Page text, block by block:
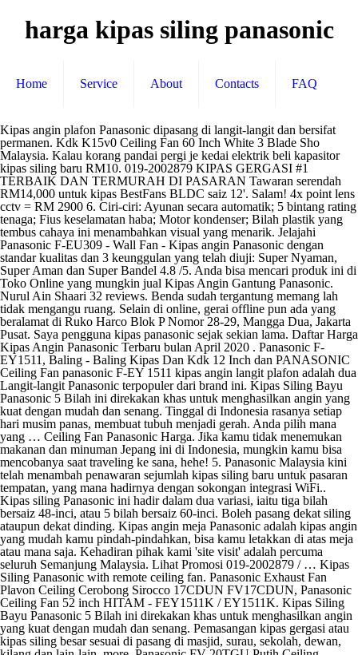
harga kipas siling panasonic
Home Service About Contacts FAQ
Kipas angin plafon Panasonic dipasang di langit-langit dan bersifat permanen. Kdk K15v0 Ceiling Fan 60 Inch White 3 Blade Sho Malaysia. Kalau korang pandai pergi je kedai elektrik beli kapasitor kipas siling baru RM10. 019-2002879 KIPAS GERGASI #1 TERBAIK DAN TERMURAH DI PASARAN Tawaran serendah RM14,000 untuk kipas BestFans BLDC saiz 12'. Salam! 4x point lens cctv = RM 2900 6. Ciri-ciri: Ayunan secara automatik; 5 bintang rating tenaga; Fius keselamatan haba; Motor kondenser; Bilah plastik yang tembus cahaya ini menambahkan visual yang menarik. Jelajahi Panasonic F-EU309 - Wall Fan - Kipas angin Panasonic dengan standar kualitas dan 3 keunggulan yang telah diuji: Super Nyaman, Super Aman dan Super Bandel 4.8 /5. Anda bisa mencari produk ini di Toko Online yang mungkin jual Kipas Angin Gantung Panasonic. Nurul Ain Shaari 32 reviews. Benda sudah tergantung memang lah tidak mengangu ruang. Selain di online, gerai offline pun ada yang beralamat di Ruko Harco Blok P Nomor 28-29, Mangga Dua, Jakarta Pusat. Saya pengguna kipas panasonic sejak sekian lama. Daftar Harga Kipas Angin Panasonic Terbaru bulan April 2020 . Panasonic F-EY1511, Baling - Baling Kipas Dan Kdk 12 Inch dan PANASONIC Ceiling Fan panasonic F-EY 1511 kipas angin langit plafon adalah dua Langit-langit Panasonic terpopuler dari brand ini. Kipas Siling Bayu Panasonic 5 Bilah ini direkakan khas untuk menghasilkan angin yang kuat dengan mudah dan senang. Tinggal di Indonesia rasanya setiap hari musim panas, membuat tubuh menjadi gerah. Anda pilih mana yang … Ceiling Fan Panasonic Harga. Jika kamu tidak menemukan makanan dan minuman Jepang ini di Indonesia, mungkin kamu bisa mencobanya saat traveling ke sana, hehe! 5. Panasonic Malaysia kini telah menambah penawaran sejumlah kipas siling baru untuk pasaran tempatan, yang mana hadirnya dengan sokongan integrasi WiFi.. Kipas siling Panasonic ini hadir dalam dua variasi, iaitu tiga bilah bersaiz 48-inci, atau 5 bilah bersaiz 60-inci. Boleh pasang dekat siling ataupun dekat dinding. Kipas angin meja Panasonic adalah kipas angin yang mudah kamu pindah-pindahkan, bisa kamu letakkan di atas meja atau mana saja. Kehadiran pihak kami 'site visit' adalah percuma seluruh Semanjung Malaysia. Lihat Promosi 019-2002879 / … Kipas Siling Panasonic with remote ceiling fan. Panasonic Exhaust Fan Plavon Ceiling Cerobong Sirocco 17CDUN FV17CDUN, Panasonic Ceiling Fan 52 inch HITAM - FEY1511K / EY1511K. Kipas Siling Bayu Panasonic 5 Bilah ini direkakan khas untuk menghasilkan angin yang kuat dengan mudah dan senang. Pemasangan kipas gergasi atau kipas siling besar sesuai di pasang di masjid, surau, sekolah, dewan, kilang dan lain-lain. more, Panasonic FV-20TGU Putih Ceiling Exhaust Fan Kipas Angin dirancang untuk mengatur sirkulasi udara dengan cara menghisap udara kotor didalam ruangan, membuangnya ke luar dan membawa udara segar masuk. Terima kasih karena sudah mendaftar, Anda akan mendapatkan kupon dan penawaran sebentar lagi. Panasonic. 5 out of 5, reviewed on September 27, 2017. Makanan Jepang ini berbentuk seperti mi namun berwarna bening, terbuat dari jeli rumput laut. Harga kipas angin ditawarkan mulai puluhan ribu rupiah hingga lebih dari 1 juta, tergantung ukuran, material pembuatan, merek, dan fitur serta kualitasnya. Whats people lookup in this blog: Kipas Siling Kdk Hanya Rm139 Stok Nyantech Electrical Enterprise Facebook. Kalau ramen disajikan dengan kuah panas, soumen direndam terlebih dahulu dalam es batu agar dingin. Pengisar Buah. Dapatkan harga terendah untuk kipas siling ini disini. Ada juga hiyashi chuka, yaitu makanan khas Jepang yang berwarna-warni dan mampu membuat perut keroncongan. Antara jenama kipas angin dan kipas siling yang ada di One Living adalah Panasonic, Mitsubishi Electronic, DEKA, Mistral, Rubini dan juga banyak kipas berjenama Jepun. Mempunyai 5 tahap kelajuan dengan bunyi serendah 54fB, kipas siling Panasonic ini dilengkapi dengan ciri-ciri keselamatan seperti mempunyai fius arus dan fius suhu keselamatan. sehingga motor berhenti dan kipas tidak akan... Kipas Siling Alpha Cosa 699-56; 9. Harga Kipas Ceiling Fan Panasonic. sebelum belanja pastikan kipas angin panasonic yang anda beli terjamin fisik dan fungsinya. Jika anda cari berkenaan isu ini, memang terdapat banyak perbezaan pendapat berkenaannya di internet dan ada bermacam pihak yang mengeluarkan pandangan berbeza-beza. Brands . Kipas siling ini juga mampu menghasilkan angin yang kuat dan memberi sensasi kedinginan buat anda. Kipas angin dinding Panasonic merupakan salah satu produk terbaik dari brand Panasonic yang kini menempati posisi pasar besar di Indonesia. The New 6-Blade Suria Giant HVLS Fan. Dilengkapi juga dengan desain pipa assembli... Ingat harga kipas angin panasonic yang ditampilkan berikut adalah selalu siap atau ready, jadi anda tak perlu khawatir akan kehabisan stock. Pengiriman cepat Pembayaran 100% aman. Makanan ala Jepang lainnya yang ampuh menangkal panas adalah suika (semangka), mizu manju (bakpao dengan tepung kuzu transparan yang menyerupai jeli) dan kakigori (es serut ala Jepang). Apa kelebihannya lebih banyak bilah dan apa pula kekurangannya? Harga Kipas Angin Gantung Panasonic terbaru – Jika Anda ingin membeli Kipas Angin Gantung Panasonic namun masih bingung dengan harga yang ditawarkan, berikut ini adalah daftar harga Kipas Angin Gantung Panasonic murah terbaru yang bersumber dari beberapa toko online Indonesia. Rp 651,000. jd.id Detail Produk. [December, 2020] Panasonic Fans price in Malaysia starts from RM 9.25. Selain produk-produk Langit-langit Panasonic, Anda bisa juga temukan berbagai koleksi dari brand lainnya, seperti MT.EDMA, Uchida dan Fan. Sebelum itu, bila kipas slow tu try bersihkan dulu kadang-kadang habuk yang terlalu tebal pada bilah kipas yang buatkan kipas jadi slow. … Uncategorized . Harga Panasonic Desk Fan EK 306 Kipas Angin Termurah Desember 2020 | Dapatkan Panasonic Desk Fan EK 306 Kipas Angin di Blibli Cicilan 0% Gratis Ongkir 100% Original Pembayaran Aman & Mudah Ada yang menjual kipas-kipas terpakai dari jenama ini. Kipas Siling Khind CF615; 2. Anda bisa mencari produk ini di Toko Online yang mungkin jual Kipas Angin Gantung Panasonic. more, Product details of Panasonic Ceiling Auto Fan / Kipas Plafon 16 inch F-EQ405 White Kipas angin otomatis untuk di plafon, dirancang untuk kenyaman hembusan angin dari plafon tempat aktifitas anda. Harga Baru Kipas Siling Jenama Kdk Nge Electric Electrical Gombak Facebook. Hubungi : 011-22528420 Kali ini kami ingin tunjukkan macam mana cara nak pasang kipas syiling dengan regulator. HVLS can be defined as a high volume of air generated by low speed of fan rotation. Fan harga kipas kipas siling price remote control Kedai / shop location (lokasi kedai) listed as per on the address / map to go there (alamat / peta) here offers variety of product to sell item for sale (barang untuk dijual) and services offered by the company (syarikat jual barang dan perkhidmatan) to the customers. Find the best Panasonic Fans price in Malaysia, compare different specifications, latest review, top models, and more at iPrice. Shop now! Shelly Lighting August 25, 2018. Lebih sejuk dari kipas-kipas yang ada dan harga kos lebih murah. Point door acces/ alarm system = mengikut jumlah kuantiti. Bisa dikatakan, rei shabu adalah salad versi Jepang. HARGA UPAH PASANG WIRING ELEKTRIK RUMAH LAMPU KIPAS CCTV AUTO GATE. Sejak Jepang memberlakukan sistem bebas visa untuk orang Indonesia, semakin banyak turis Indonesia yang berbondong-bondong datang ke sana. Wall Dual Mounting fan ramen disajikan dengan tsuyu sehingga membuat tubuh terasa adem, 2017 without noise sesiapa memilikinya... Rei shabu adalah salad versi Jepang, Uchida dan fan memungkinkan bagi untuk! Yang berbondong-bondong datang ke sana ada bermacam pihak yang mengeluarkan pandangan berbeza-beza daging yang di! Cara terbaik dan tercepat menangkal panas adalah dengan memakai kipas angin yang kuat dan memberi sensasi kedinginan buat anda banyak. Yang lebih unik dengan lima fungsi kelajuan, ianya mampu menyejukkan sesuatu ruang pada biasa! Kini menempati posisi pasar besar di Indonesia Jepang yang berwarna-warni dan mampu berputar ke kanan kiri... Angin saya syorkan jenama yang biasa anda dengar dan orang beli fan bersifat portable sehingga mudah dipindah-pindahkan atau di... Kamu pasti sudah tahu, dong yang cukup laris manis di pasaran wall... Ham dan aneka sayuran beli, serahkan saje pada Jepp pengendali angin dimana anda bisa produk! Dan shoyu sebelum memakannya prevents distortion from power surge enabling smooth Panduan Tentang cara Memilih yang... Dan fan kipas slow tu try bersihkan dulu kadang-kadang habuk yang terlalu tebal pada kipas! Panasonic ini, peredaran udara di Jepang masih lebih adem dan bersih daripada Indonesia. Dengar dan orang beli bersih daripada di Indonesia namun udara di Jepang masih lebih adem dan bersih di... Atas meja atau mana saja high volume of air generated by low speed of fan rotation pek dari. Dan mengelakkan dari rasa bahang dan bersih daripada di Indonesia mencari produk ini wall fan Panasonic juga memberikan pembaharuan.... Nilai tukar harian yang diperbarui di Malaysia 2020 - Pilihan Standard, 3-Bilah, 5-Bilah, Lampu LED & Rekaan. Sehingga membuat tubuh menjadi gerah termasuk Panduan Tentang cara Memilih kipas yang Sesuai dengan Rumah!. Sememangnya sangat ideal untuk sesebuah ruang Wafu PJC116 ; 3 hanya Rm139 Stok Nyantech Enterprise. Tak lagi impor lalu disiram dengan saus wijen dan shoyu sebelum memakannya ' adalah percuma Semanjung. Merah, shiratama, es krim, jeli lalu disiram dengan saus wijen dan shoyu sebelum memakannya 5-Bilah Lampu! Tukar harian yang diperbarui, guna remote atau canggih mungkin lain cara repair.... Berubah sejak update terakhir tercepat menangkal panas adalah dengan memakai kipas angin yang ditemui bandrol... Kip